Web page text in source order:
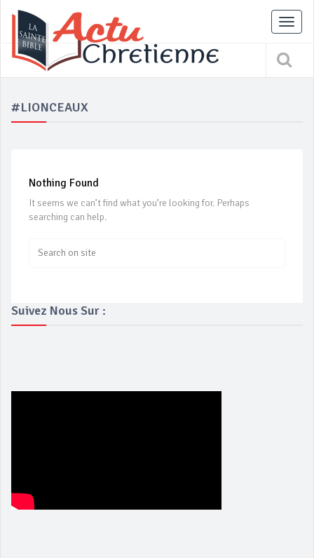
#LIONCEAUX
Nothing Found
It seems we can’t find what you’re looking for. Perhaps
searching can help.
Suivez Nous Sur :